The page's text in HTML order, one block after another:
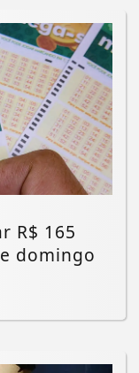
R$ 165
domingo